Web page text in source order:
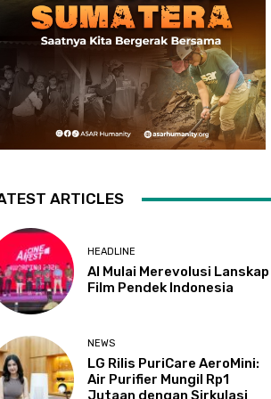
ARTICLES
HEADLINE
AI Mulai Merevolusi Lanskap
Film Pendek Indonesia
NEWS
LG Rilis PuriCare AeroMini:
Air Purifier Mungil Rp1